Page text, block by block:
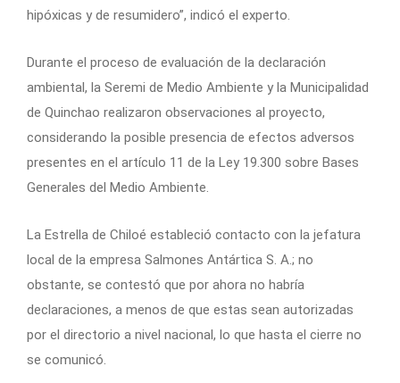
hipóxicas y de resumidero”, indicó el experto.
Durante el proceso de evaluación de la declaración
ambiental, la Seremi de Medio Ambiente y la Municipalidad
de Quinchao realizaron observaciones al proyecto,
considerando la posible presencia de efectos adversos
presentes en el artículo 11 de la Ley 19.300 sobre Bases
Generales del Medio Ambiente.
La Estrella de Chiloé estableció contacto con la jefatura
local de la empresa Salmones Antártica S. A.; no
obstante, se contestó que por ahora no habría
declaraciones, a menos de que estas sean autorizadas
por el directorio a nivel nacional, lo que hasta el cierre no
se comunicó.